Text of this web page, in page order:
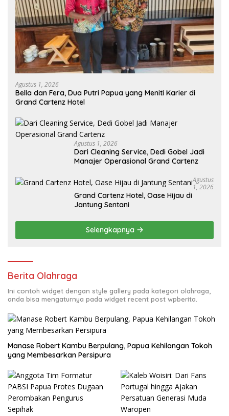
Agustus 1, 2026
Bella dan Fera, Dua Putri Papua yang Meniti Karier di
Grand Cartenz Hotel
Agustus 1, 2026
Dari Cleaning Service, Dedi Gobel Jadi
Manajer Operasional Grand Cartenz
Agustus
1, 2026
Grand Cartenz Hotel, Oase Hijau di
Jantung Sentani
Selengkapnya
Berita Olahraga
Ini contoh widget dengan style gallery pada kategori olahraga,
anda bisa mengaturnya pada widget recent post wpberita.
Manase Robert Kambu Berpulang, Papua Kehilangan Tokoh
yang Membesarkan Persipura